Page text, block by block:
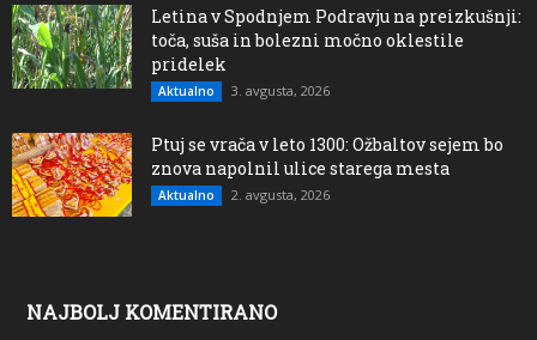
Letina v Spodnjem Podravju na preizkušnji:
toča, suša in bolezni močno oklestile
pridelek
Aktualno 3. avgusta, 2026
Ptuj se vrača v leto 1300: Ožbaltov sejem bo
znova napolnil ulice starega mesta
Aktualno 2. avgusta, 2026
NAJBOLJ KOMENTIRANO